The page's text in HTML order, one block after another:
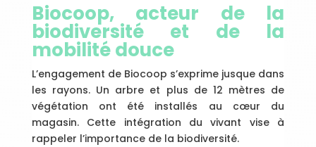
Biocoop, acteur de la
biodiversité et de la
mobilité douce
L’engagement de Biocoop s’exprime jusque dans
les rayons. Un arbre et plus de 12 mètres de
végétation ont été installés au cœur du
magasin. Cette intégration du vivant vise à
rappeler l’importance de la biodiversité.